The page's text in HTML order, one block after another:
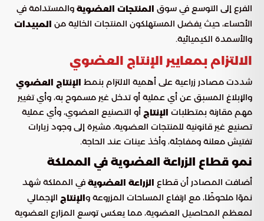
الفرع إلى التوسع في سوق المنتجات العضوية والمستدامة في
الأحساء، حيث يفضل المستهلكون المنتجات الخالية من المبيدات
والأسمدة الكيميائية.
الالتزام بمعايير الإنتاج العضوي
شددت مصادر زراعية على أهمية الالتزام بنمط الإنتاج العضوي
والإبلاغ المسبق عن أي عملية أو تدخل غير مسموح به، وأي تغيير
مهم مقارنة بمتطلبات الإنتاج أو التصنيع العضوي، وأي عملية
تصنيع غير قانونية للمنتجات العضوية، مشيرة إلى وجود زيارات
تفتيش معلنة ومفاجئة، وأخذ عينات عند الحاجة.
نمو قطاع الزراعة العضوية في المملكة
أضافت المصادر أن قطاع الزراعة العضوية في المملكة شهد
نموًا ملحوظًا، مع ارتفاع المساحات المزروعة والإنتاج الإجمالي
لمعظم المحاصيل العضوية، مما يعكس توسع المزارع العضوية